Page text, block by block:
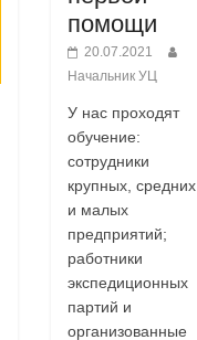
помощи
20.07.2021
Начальник УЦ
У нас проходят
обучение:
сотрудники
крупных, средних
и малых
предприятий;
работники
экспедиционных
партий и
организованные